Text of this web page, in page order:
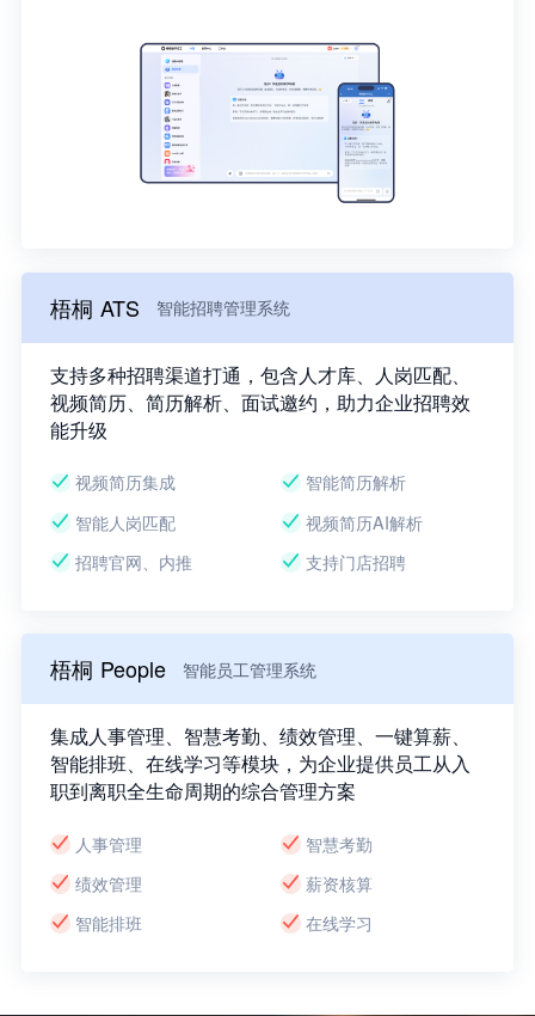
梧桐 ATS 智能招聘管理系统
支持多种招聘渠道打通，包含人才库、人岗匹配、
视频简历、简历解析、面试邀约，助力企业招聘效
能升级
视频简历集成
智能简历解析
智能人岗匹配
视频简历AI解析
招聘官网、内推
支持门店招聘
梧桐 People 智能员工管理系统
集成人事管理、智慧考勤、绩效管理、一键算薪、
智能排班、在线学习等模块，为企业提供员工从入
职到离职全生命周期的综合管理方案
人事管理
智慧考勤
绩效管理
薪资核算
智能排班
在线学习